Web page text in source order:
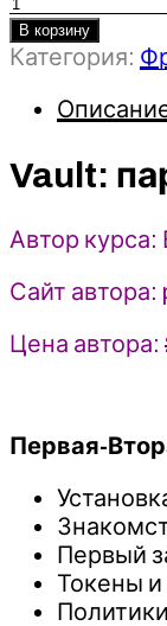
товара
Vault:
под
-
Василий
Егоров
(2023)
RealManual
В корзину
Категория:
Vault:
Автор курса:
Сайт автора:
Цена автора:
Первая-
Первый
Токены и